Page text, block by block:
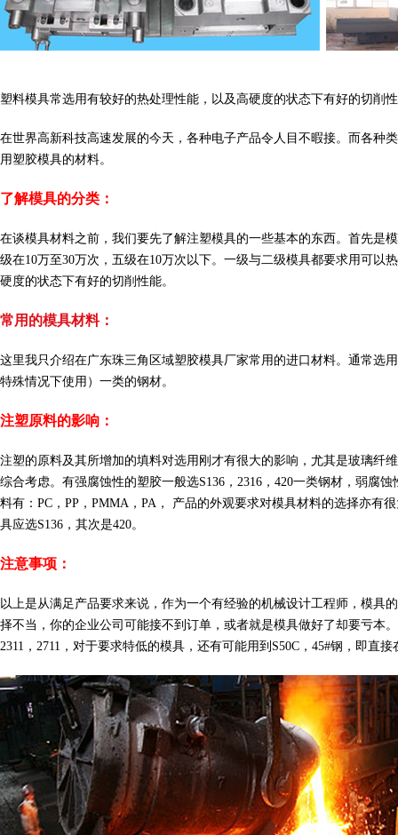
塑料模具常选用有较好的热处理性能，以及高硬度的状态下有好的切削
在世界高新科技高速发展的今天，各种电子产品令人目不暇接。而各种
用塑胶模具的材料。
了解模具的分类：
在谈模具材料之前，我们要先了解注塑模具的一些基本的东西。首先是
级在10万至30万次，五级在10万次以下。一级与二级模具都要求用可
硬度的状态下有好的切削性能。
常用的模具材料：
这里我只介绍在广东珠三角区域塑胶模具厂家常用的进口材料。通常选
特殊情况下使用）一类的钢材。
注塑原料的影响：
注塑的原料及其所增加的填料对选用刚才有很大的影响，尤其是玻璃纤
综合考虑。有强腐蚀性的塑胶一般选S136，2316，420一类钢材，弱腐
料有：PC，PP，PMMA，PA， 产品的外观要求对模具材料的选择亦有
具应选S136，其次是420。
注意事项：
以上是从满足产品要求来说，作为一个有经验的机械设计工程师，模具
择不当，你的企业公司可能接不到订单，或者就是模具做好了却要亏本
2311，2711，对于要求特低的模具，还有可能用到S50C，45#钢，即